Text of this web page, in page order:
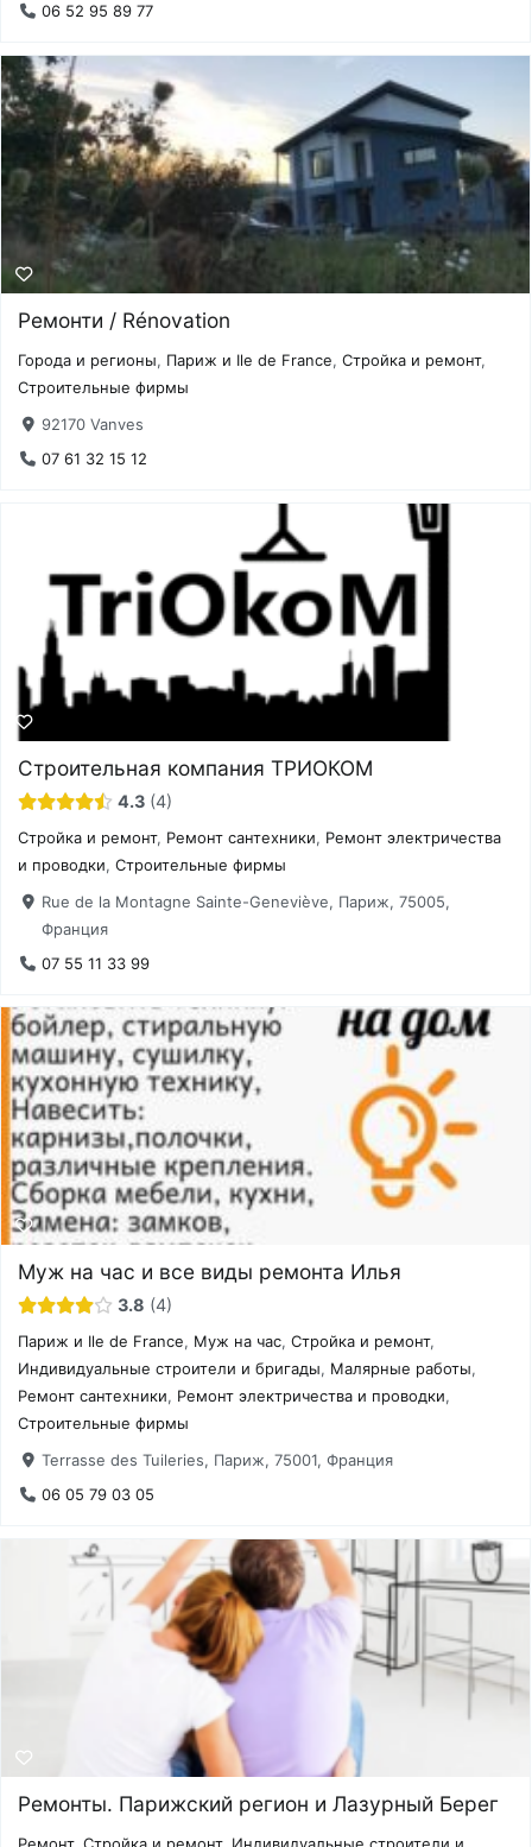
06 52 95 89 77
Ремонти / Rénovation
Города и регионы, Париж и Ile de France,Стройка и ремонт,
Строительные фирмы
92170 Vanves
07 61 32 15 12
Строительная компания ТРИОКОМ
4.3 4
Стройка и ремонт, Ремонт сантехники, Ремонт электричества
и проводки,Строительные фирмы
Rue de la Montagne Sainte-Geneviève, Париж, 75005,
Франция
07 55 11 33 99
Муж на час и все виды ремонта Илья
3.8 4
Париж и Ile de France, Муж на час,Стройка и ремонт,
Индивидуальные строители и бригады, Малярные работы,
Ремонт сантехники, Ремонт электричества и проводки,
Строительные фирмы
Terrasse des Tuileries, Париж, 75001, Франция
06 05 79 03 05
Ремонты. Парижский регион и Лазурный Берег